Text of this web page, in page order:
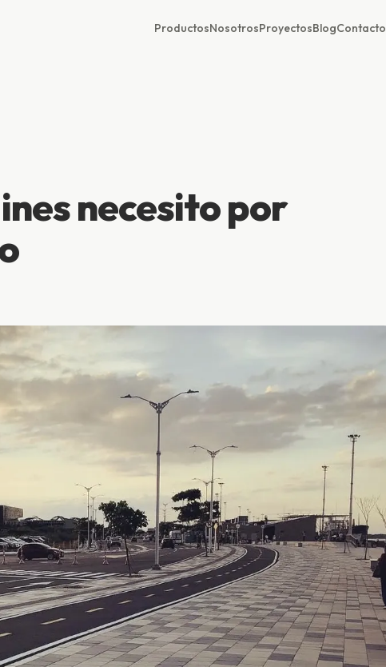
ProductosNosotrosProyectosBlogContacto
necesito por